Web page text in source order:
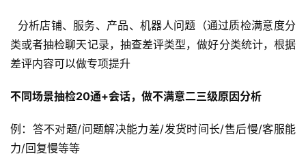
分析店铺、服务、产品、机器人问题（通过质检满意度分
类或者抽检聊天记录，抽查差评类型，做好分类统计，根据
差评内容可以做专项提升
不同场景抽检20通+会话，做不满意二三级原因分析
例：答不对题/问题解决能力差/发货时间长/售后慢/客服能
力/回复慢等等